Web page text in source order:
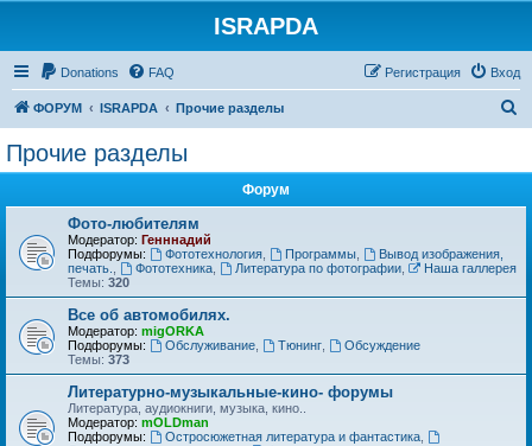
ISRAPDA
Donations FAQ Вход
Регистрация
ФОРУМ ISRAPDA Прочие разделы
Прочие разделы
Форум
Фото-любителям
Модератор: Генннадий
Подфорумы:
Фототехнология, Программы,
Вывод изображения,
печать.
Фототехника, Литература по фотографии,
Наша галлерея
Темы: 320
Все об автомобилях.
Модератор: migORKA
Подфорумы:
Обслуживание, Тюнинг,
Обсуждение
Темы: 373
Литературно-музыкальные-кино- форумы
Литература, аудиокниги, музыка, кино..
Модератор: mOLDman
Подфорумы:
Остросюжетная литература и фантастика,